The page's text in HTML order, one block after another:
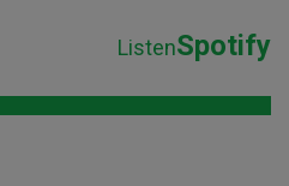
ListenSpotify